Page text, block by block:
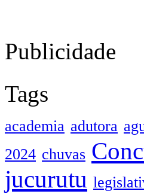
Publicidade
Tags
academia adutora
2024 chuvas
jucurutu